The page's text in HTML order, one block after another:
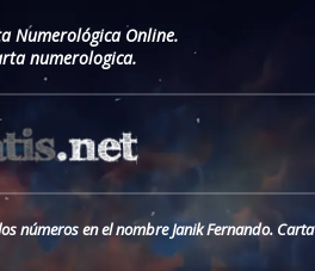
Numerológica Online.
numerologica.
números en el nombre Janik Fernando. Carta